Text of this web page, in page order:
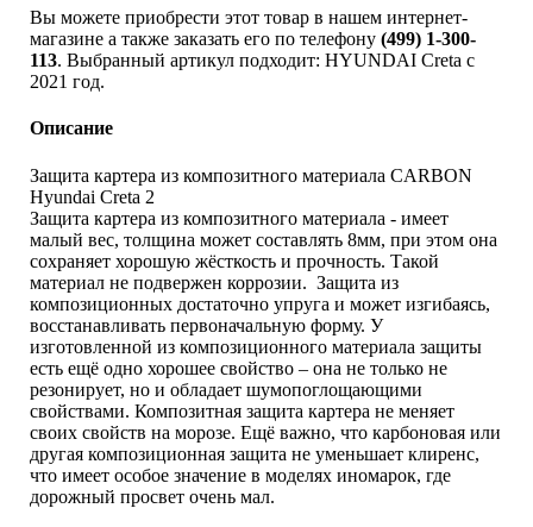
Вы можете приобрести этот товар в нашем интернет-
магазине а также заказать его по телефону (499) 1-300-
113. Выбранный артикул подходит: HYUNDAI Creta c
2021 год.
Описание
Защита картера из композитного материала CARBON
Hyundai Creta 2
Защита картера из композитного материала - имеет
малый вес, толщина может составлять 8мм, при этом она
сохраняет хорошую жёсткость и прочность. Такой
материал не подвержен коррозии. Защита из
композиционных достаточно упруга и может изгибаясь,
восстанавливать первоначальную форму. У
изготовленной из композиционного материала защиты
есть ещё одно хорошее свойство – она не только не
резонирует, но и обладает шумопоглощающими
свойствами. Композитная защита картера не меняет
своих свойств на морозе. Ещё важно, что карбоновая или
другая композиционная защита не уменьшает клиренс,
что имеет особое значение в моделях иномарок, где
дорожный просвет очень мал.